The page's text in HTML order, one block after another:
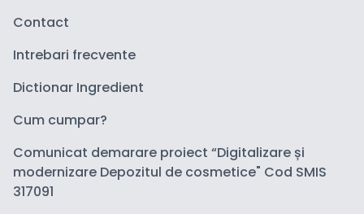
Contact
Intrebari frecvente
Dictionar Ingredient
Cum cumpar?
Comunicat demarare proiect “Digitalizare și
modernizare Depozitul de cosmetice" Cod SMIS
317091